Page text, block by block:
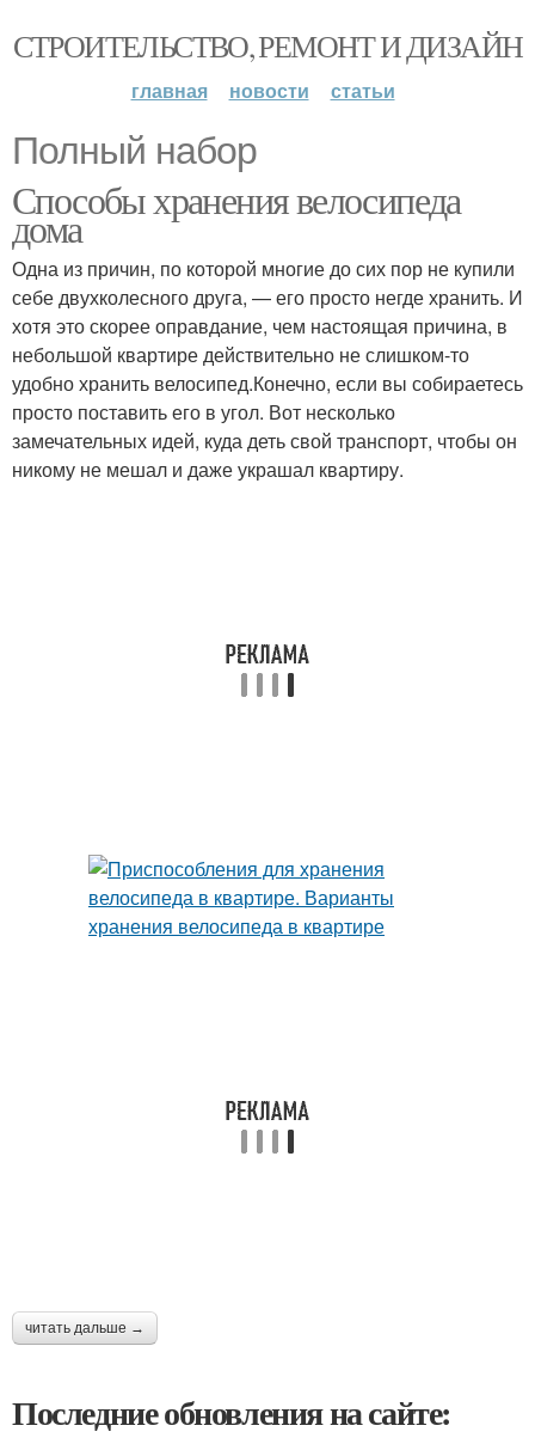
СТРОИТЕЛЬСТВО, РЕМОНТ И ДИЗАЙН
главная новости статьи
Полный набор
Способы хранения велосипеда
дома
Одна из причин, по которой многие до сих пор не купили
себе двухколесного друга, — его просто негде хранить. И
хотя это скорее оправдание, чем настоящая причина, в
небольшой квартире действительно не слишком-то
удобно хранить велосипед.Конечно, если вы собираетесь
просто поставить его в угол. Вот несколько
замечательных идей, куда деть свой транспорт, чтобы он
никому не мешал и даже украшал квартиру.
читать дальше →
Последние обновления на сайте: